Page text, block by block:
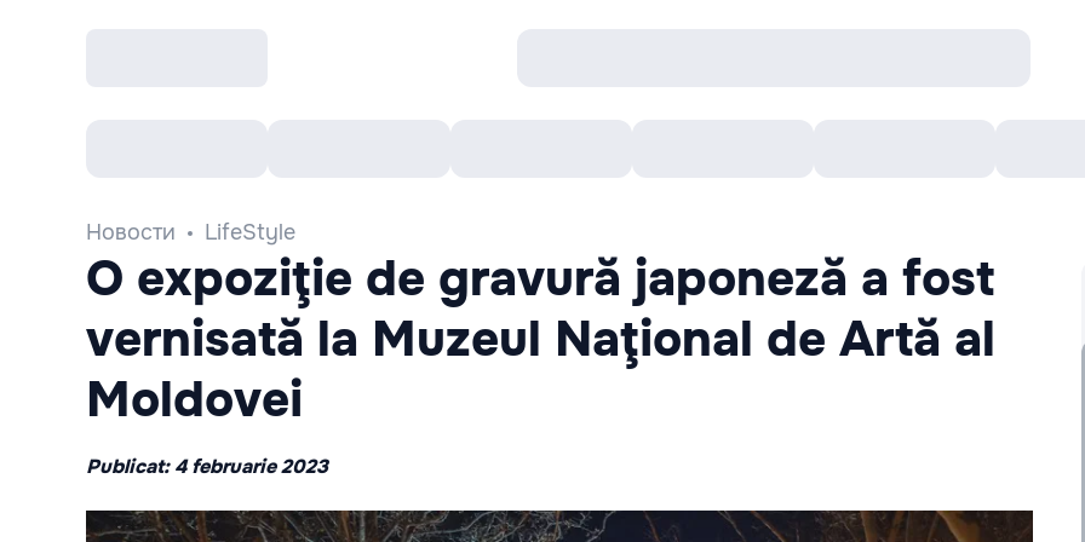
Новости LifeStyle
O expoziţie de gravură japoneză a fost
vernisată la Muzeul Naţional de Artă al
Moldovei
Publicat: 4 februarie 2023